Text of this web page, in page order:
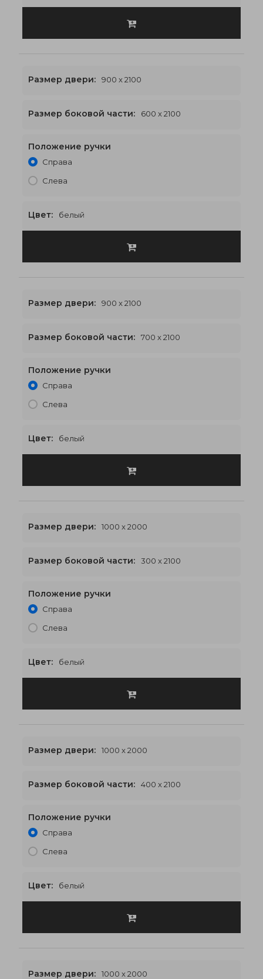
2100 x 2100€632
Размер двери: 900 x 2100
Размер боковой части: 600 x 2100
Положение ручки
Справа
Слева
Цвет: белый
2300 x 2100€658
Размер двери: 900 x 2100
Размер боковой части: 700 x 2100
Положение ручки
Справа
Слева
Цвет: белый
1600 x 2100€588
Размер двери: 1000 x 2000
Размер боковой части: 300 x 2100
Положение ручки
Справа
Слева
Цвет: белый
1800 x 2100€602
Размер двери: 1000 x 2000
Размер боковой части: 400 x 2100
Положение ручки
Справа
Слева
Цвет: белый
Размер двери: 1000 x 2000